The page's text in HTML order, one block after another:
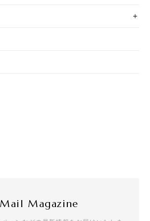
Mail Magazine